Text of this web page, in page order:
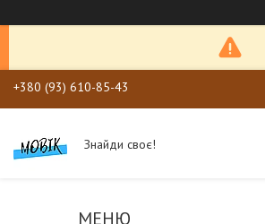
+380 (93) 610-85-43
Знайди своє!